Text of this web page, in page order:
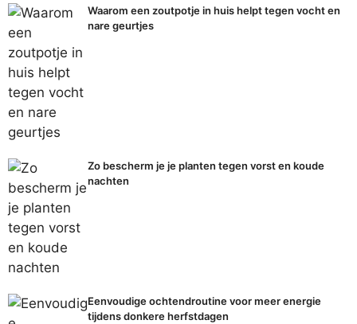
Waarom een zoutpotje in huis helpt tegen vocht en
nare geurtjes
Zo bescherm je je planten tegen vorst en koude
nachten
Eenvoudige ochtendroutine voor meer energie
tijdens donkere herfstdagen